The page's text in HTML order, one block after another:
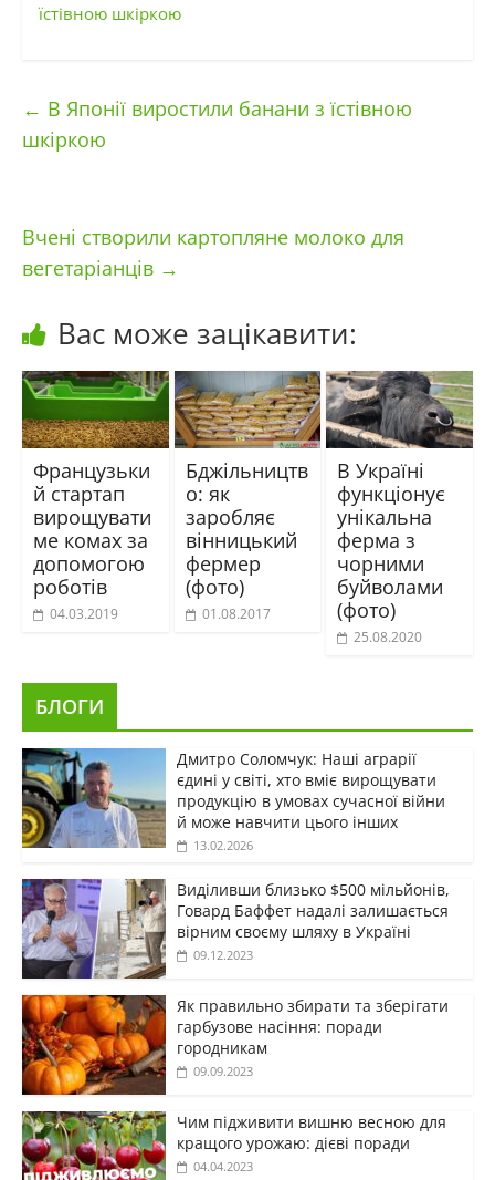
їстівною шкіркою
← В Японії виростили банани з їстівною
шкіркою
Вчені створили картопляне молоко для
вегетаріанців →
Вас може зацікавити:
Французьки
й стартап
вирощувати
ме комах за
допомогою
роботів
04.03.2019
Бджільництв
о: як
заробляє
вінницький
фермер
(фото)
01.08.2017
В Україні
функціонує
унікальна
ферма з
чорними
буйволами
(фото)
25.08.2020
БЛОГИ
Дмитро Соломчук: Наші аграрії
єдині у світі, хто вміє вирощувати
продукцію в умовах сучасної війни
й може навчити цього інших
13.02.2026
Виділивши близько $500 мільйонів,
Говард Баффет надалі залишається
вірним своєму шляху в Україні
09.12.2023
Як правильно збирати та зберігати
гарбузове насіння: поради
городникам
09.09.2023
Чим підживити вишню весною для
кращого урожаю: дієві поради
04.04.2023